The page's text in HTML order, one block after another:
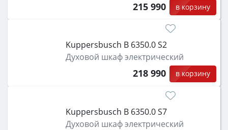
215 990 в корзину
Kuppersbusch B 6350.0 S2
Духовой шкаф электрический
218 990 в корзину
Kuppersbusch B 6350.0 S7
Духовой шкаф электрический